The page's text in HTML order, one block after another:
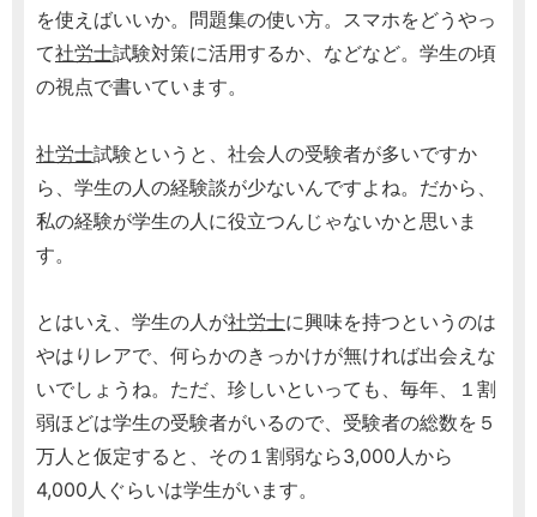
を使えばいいか。問題集の使い方。スマホをどうやっ
て社労士試験対策に活用するか、などなど。学生の頃
の視点で書いています。
社労士試験というと、社会人の受験者が多いですか
ら、学生の人の経験談が少ないんですよね。だから、
私の経験が学生の人に役立つんじゃないかと思いま
す。
とはいえ、学生の人が社労士に興味を持つというのは
やはりレアで、何らかのきっかけが無ければ出会えな
いでしょうね。ただ、珍しいといっても、毎年、１割
弱ほどは学生の受験者がいるので、受験者の総数を５
万人と仮定すると、その１割弱なら3,000人から
4,000人ぐらいは学生がいます。